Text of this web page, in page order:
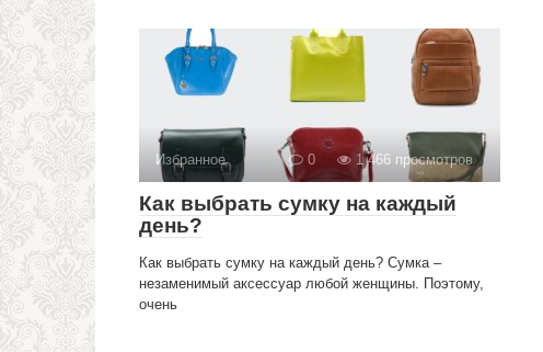
Избранное 0 1 466 просмотров
Как выбрать сумку на каждый
день?
Как выбрать сумку на каждый день? Сумка –
незаменимый аксессуар любой женщины. Поэтому,
очень